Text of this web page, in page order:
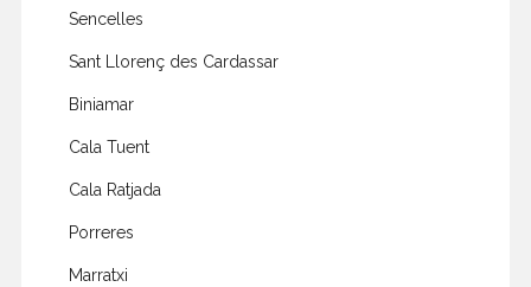
Sencelles
Sant Llorenç des Cardassar
Biniamar
Cala Tuent
Cala Ratjada
Porreres
Marratxi